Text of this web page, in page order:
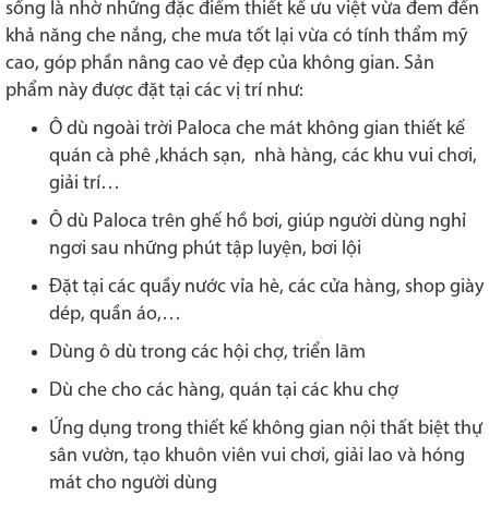
sống là nhờ những đặc điểm thiết kế ưu việt vừa đem đến
khả năng che nắng, che mưa tốt lại vừa có tính thẩm mỹ
cao, góp phần nâng cao vẻ đẹp của không gian. Sản
phẩm này được đặt tại các vị trí như:
Ô dù ngoài trời Paloca che mát không gian thiết kế
quán cà phê ,khách sạn, nhà hàng, các khu vui chơi,
giải trí…
Ô dù Paloca trên ghế hồ bơi, giúp người dùng nghỉ
ngơi sau những phút tập luyện, bơi lội
Đặt tại các quầy nước vỉa hè, các cửa hàng, shop giày
dép, quần áo,…
Dùng ô dù trong các hội chợ, triển lãm
Dù che cho các hàng, quán tại các khu chợ
Ứng dụng trong thiết kế không gian nội thất biệt thự
sân vườn, tạo khuôn viên vui chơi, giải lao và hóng
mát cho người dùng